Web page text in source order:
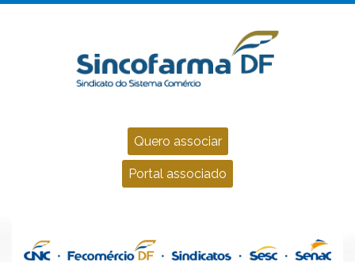
Quero associar
Portal associado